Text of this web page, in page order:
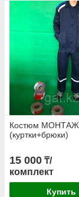
Костюм МОНТАЖ
(куртки+брюки)
15 000 ₸/
комплект
Купить